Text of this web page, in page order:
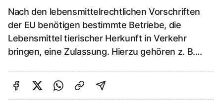
Nach den lebensmittelrechtlichen Vorschriften
der EU benötigen bestimmte Betriebe, die
Lebensmittel tierischer Herkunft in Verkehr
bringen, eine Zulassung. Hierzu gehören z. B....
Auf Facebook teilen
Auf Twitter teilen
Per Link teilen
shareViaEmail